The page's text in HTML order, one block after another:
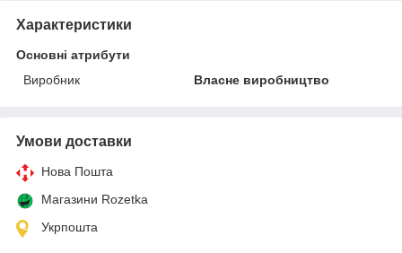
Характеристики
Основні атрибути
Виробник
Власне виробництво
Умови доставки
Нова Пошта
Магазини Rozetka
Укрпошта